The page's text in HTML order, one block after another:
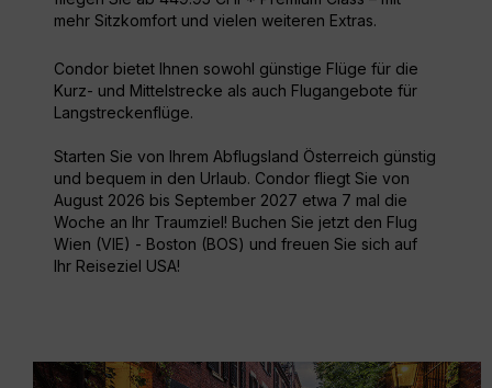
mehr Sitzkomfort und vielen weiteren Extras.
Condor bietet Ihnen sowohl günstige Flüge für die
Kurz- und Mittelstrecke als auch Flugangebote für
Langstreckenflüge.
Starten Sie von Ihrem Abflugsland Österreich günstig
und bequem in den Urlaub. Condor fliegt Sie von
August 2026 bis September 2027 etwa 7 mal die
Woche an Ihr Traumziel! Buchen Sie jetzt den Flug
Wien (VIE) - Boston (BOS) und freuen Sie sich auf
Ihr Reiseziel USA!